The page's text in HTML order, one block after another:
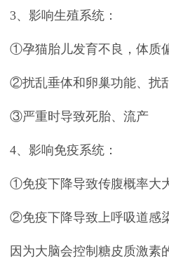
3、影响生殖系统：
①孕猫胎儿发育不良，体质
②扰乱垂体和卵巢功能、扰
③严重时导致死胎、流产
4、影响免疫系统：
①免疫下降导致传腹概率大
②免疫下降导致上呼吸道感
因为大脑会控制糖皮质激素